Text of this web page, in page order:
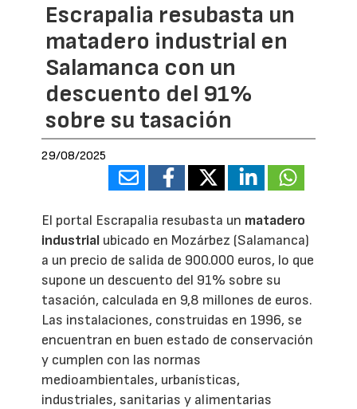
Escrapalia resubasta un
matadero industrial en
Salamanca con un
descuento del 91%
sobre su tasación
29/08/2025
El portal Escrapalia resubasta un matadero
industrial ubicado en Mozárbez (Salamanca)
a un precio de salida de 900.000 euros, lo que
supone un descuento del 91% sobre su
tasación, calculada en 9,8 millones de euros.
Las instalaciones, construidas en 1996, se
encuentran en buen estado de conservación
y cumplen con las normas
medioambientales, urbanísticas,
industriales, sanitarias y alimentarias